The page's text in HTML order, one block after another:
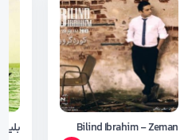
Bilind Ibrahim - Zeman